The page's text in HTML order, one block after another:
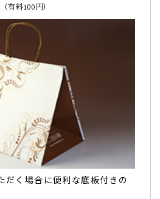
だけ」と思っていたので食べてビ
いで、これなら追加注文も是非お
。
（あんこ様）
いの名入れバウムクーヘン（1個
くり食べたよ、と言う返事
(有料100円)
だく場合に便利な底板付きの